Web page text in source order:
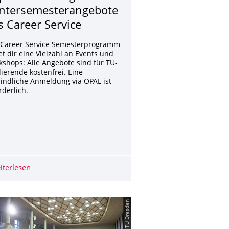
Career Service
Career Service Semesterprogramm
dir eine Vielzahl an Events und
Alle Angebote sind für TU-
kostenfrei. Eine
Anmeldung via OPAL ist
© TU Dresden